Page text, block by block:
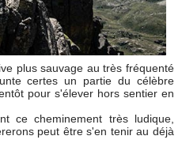
plus sauvage au très fréquenté
certes un partie du célèbre
pour s'élever hors sentier en
ce cheminement très ludique,
peut être s'en tenir au déjà